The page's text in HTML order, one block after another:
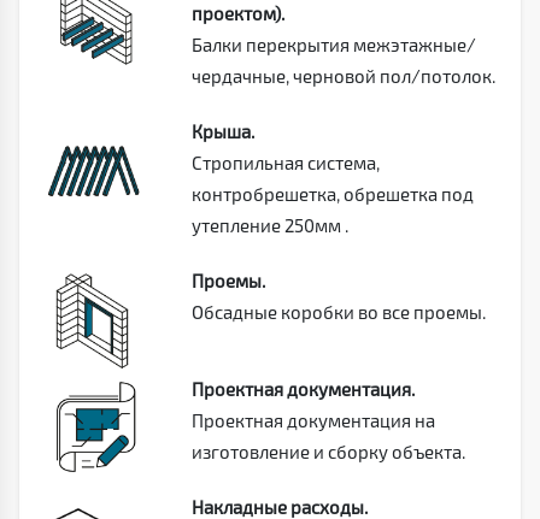
проектом).
Балки перекрытия межэтажные/
чердачные, черновой пол/потолок.
Крыша.
Стропильная система,
контробрешетка, обрешетка под
утепление 250мм .
Проемы.
Обсадные коробки во все проемы.
Проектная документация.
Проектная документация на
изготовление и сборку объекта.
Накладные расходы.